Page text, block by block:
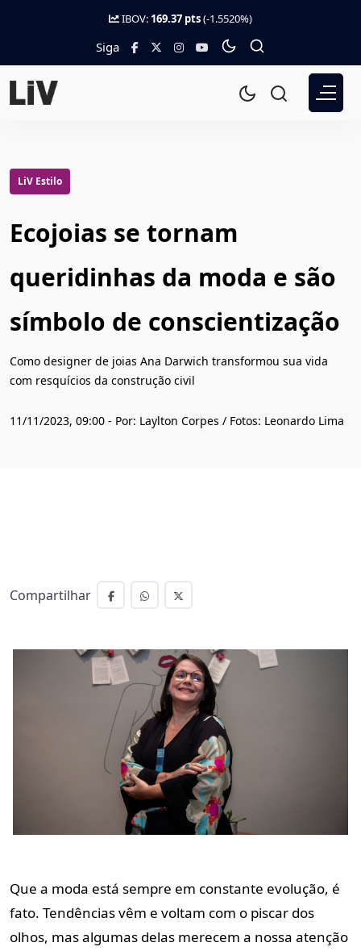
IBOV: 169.37 pts(-1.5520%)
Siga
LiV Estilo
Ecojoias se tornam
queridinhas da moda e são
símbolo de conscientização
Como designer de joias Ana Darwich transformou sua vida
com resquícios da construção civil
11/11/2023, 09:00 - Por: Laylton Corpes / Fotos: Leonardo Lima
Compartilhar
Que a moda está sempre em constante evolução, é
fato. Tendências vêm e voltam com o piscar dos
olhos, mas algumas delas merecem a nossa atenção